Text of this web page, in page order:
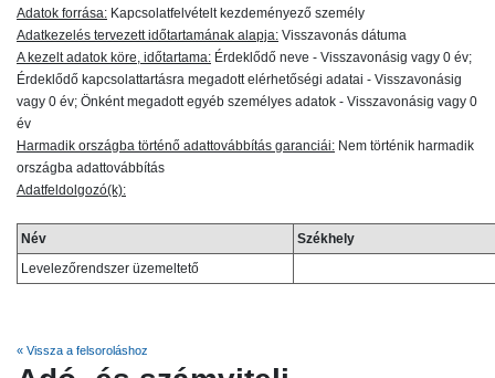
Adatok forrása: Kapcsolatfelvételt kezdeményező személy
Adatkezelés tervezett időtartamának alapja: Visszavonás dátuma
A kezelt adatok köre, időtartama: Érdeklődő neve - Visszavonásig vagy 0 év;
Érdeklődő kapcsolattartásra megadott elérhetőségi adatai - Visszavonásig
vagy 0 év; Önként megadott egyéb személyes adatok - Visszavonásig vagy 0
év
Harmadik országba történő adattovábbítás garanciái: Nem történik harmadik
országba adattovábbítás
Adatfeldolgozó(k):
Név
Székhely
Levelezőrendszer üzemeltető
« Vissza a felsoroláshoz